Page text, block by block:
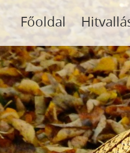
Főoldal